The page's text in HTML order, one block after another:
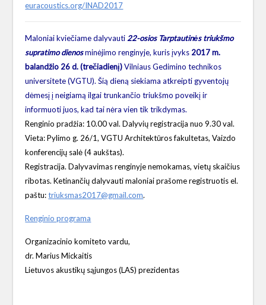
euracoustics.org/INAD2017
Maloniai kviečiame dalyvauti 22-osios Tarptautinės triukšmo
supratimo dienosminėjimo renginyje, kuris įvyks 2017 m.
balandžio 26 d. (trečiadienį)Vilniaus Gedimino technikos
universitete (VGTU). Šią dieną siekiama atkreipti gyventojų
dėmesį į neigiamą ilgai trunkančio triukšmo poveikį ir
informuoti juos, kad tai nėra vien tik trikdymas.
Renginio pradžia: 10.00 val. Dalyvių registracija nuo 9.30 val.
Vieta: Pylimo g. 26/1, VGTU Architektūros fakultetas, Vaizdo
konferencijų salė (4 aukštas).
Registracija. Dalyvavimas renginyje nemokamas, vietų skaičius
ribotas. Ketinančių dalyvauti maloniai prašome registruotis el.
paštu:triuksmas2017@gmail.com.
Renginio programa
Organizacinio komiteto vardu,
dr. Marius Mickaitis
Lietuvos akustikų sąjungos (LAS) prezidentas